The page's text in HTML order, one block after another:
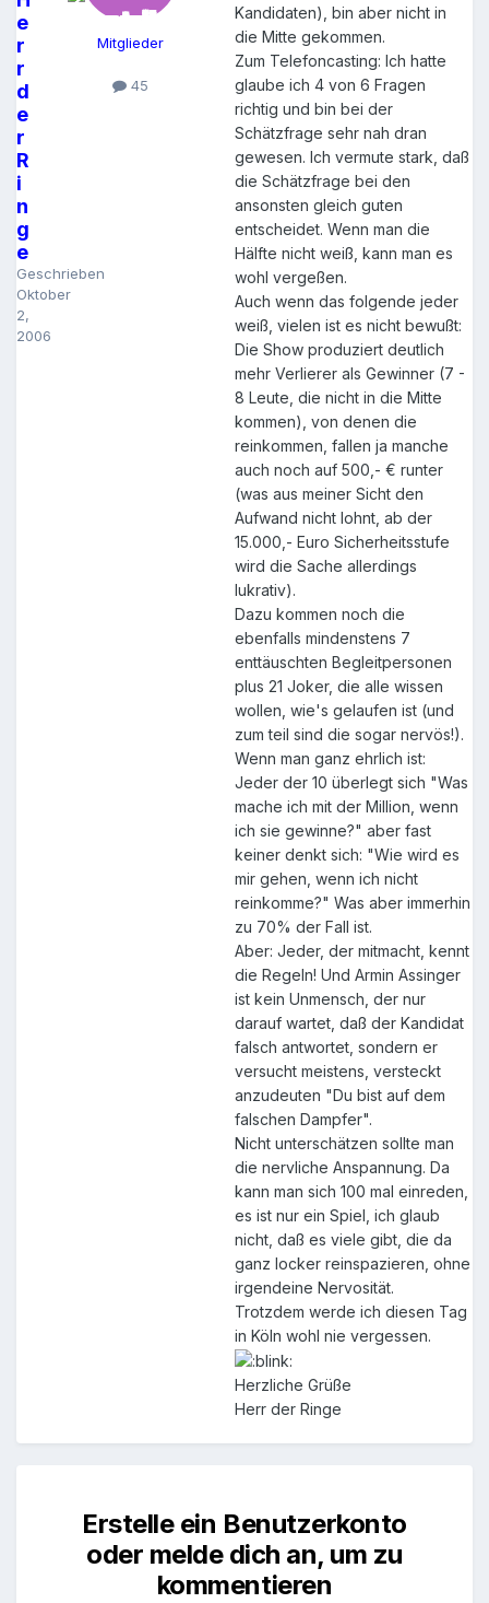
e
r
r
d
e
r
R
i
n
g
e
Geschrieben
Oktober
2,
2006
Mitglieder
45
Kandidaten), bin aber nicht in
die Mitte gekommen.
Zum Telefoncasting: Ich hatte
glaube ich 4 von 6 Fragen
richtig und bin bei der
Schätzfrage sehr nah dran
gewesen. Ich vermute stark, daß
die Schätzfrage bei den
ansonsten gleich guten
entscheidet. Wenn man die
Hälfte nicht weiß, kann man es
wohl vergeßen.
Auch wenn das folgende jeder
weiß, vielen ist es nicht bewußt:
Die Show produziert deutlich
mehr Verlierer als Gewinner (7 -
8 Leute, die nicht in die Mitte
kommen), von denen die
reinkommen, fallen ja manche
auch noch auf 500,- € runter
(was aus meiner Sicht den
Aufwand nicht lohnt, ab der
15.000,- Euro Sicherheitsstufe
wird die Sache allerdings
lukrativ).
Dazu kommen noch die
ebenfalls mindenstens 7
enttäuschten Begleitpersonen
plus 21 Joker, die alle wissen
wollen, wie's gelaufen ist (und
zum teil sind die sogar nervös!).
Wenn man ganz ehrlich ist:
Jeder der 10 überlegt sich "Was
mache ich mit der Million, wenn
ich sie gewinne?" aber fast
keiner denkt sich: "Wie wird es
mir gehen, wenn ich nicht
reinkomme?" Was aber immerhin
zu 70% der Fall ist.
Aber: Jeder, der mitmacht, kennt
die Regeln! Und Armin Assinger
ist kein Unmensch, der nur
darauf wartet, daß der Kandidat
falsch antwortet, sondern er
versucht meistens, versteckt
anzudeuten "Du bist auf dem
falschen Dampfer".
Nicht unterschätzen sollte man
die nervliche Anspannung. Da
kann man sich 100 mal einreden,
es ist nur ein Spiel, ich glaub
nicht, daß es viele gibt, die da
ganz locker reinspazieren, ohne
irgendeine Nervosität.
Trotzdem werde ich diesen Tag
in Köln wohl nie vergessen.
Herzliche Grüße
Herr der Ringe
Erstelle ein Benutzerkonto
oder melde dich an, um zu
kommentieren